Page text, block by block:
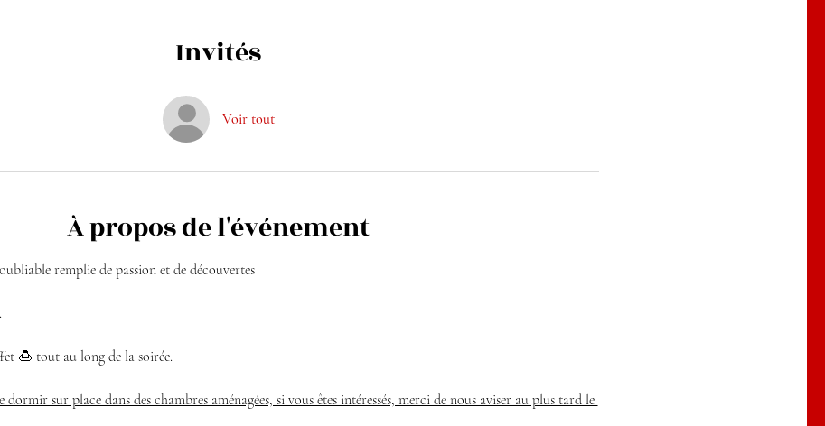
Invités
Voir tout
À propos de l'événement
remplie de passion et de découvertes
🍮 tout au long de la soirée.
sur place dans des chambres aménagées, si vous êtes intéressés, merci de nous aviser au plus tard le